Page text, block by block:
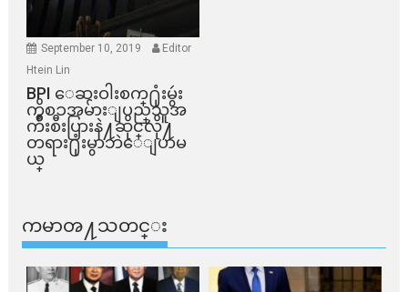
September 10, 2019
Editor
Htein Lin
BPI ​ေဆးဝါးစက္​႐ုံးမွဴး
ကိစၥအမ်ားျပည္​သူအ
က်ိဳးစီးပြားနဲ႔ဆိုင္​လို႔
တရား႐ုံးမွာဘဲေျပာမ
ယ္​
ကမာၻ႔သတင္း